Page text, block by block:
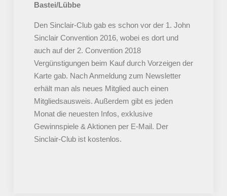
Bastei/Lübbe
Den Sinclair-Club gab es schon vor der 1. John
Sinclair Convention 2016, wobei es dort und
auch auf der 2. Convention 2018
Vergünstigungen beim Kauf durch Vorzeigen der
Karte gab. Nach Anmeldung zum Newsletter
erhält man als neues Mitglied auch einen
Mitgliedsausweis. Außerdem gibt es jeden
Monat die neuesten Infos, exklusive
Gewinnspiele & Aktionen per E-Mail. Der
Sinclair-Club ist kostenlos.